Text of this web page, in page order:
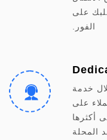
على
الفور.
خدمة
على
أكثرها
المحلة